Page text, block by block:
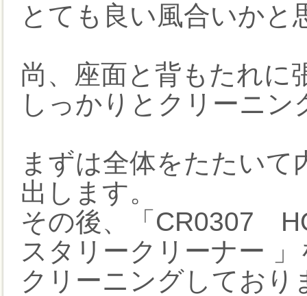
とても良い風合いかと
尚、座面と背もたれに
しっかりとクリーニン
まずは全体をたたい
出します。
その後、「CR0307
スタリークリーナー
クリーニングしており